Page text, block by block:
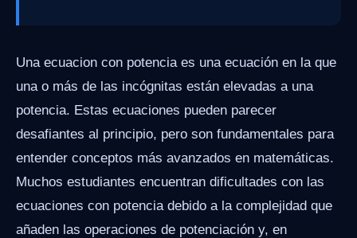
Una ecuacion con potencia es una ecuación en la que
una o más de las incógnitas están elevadas a una
potencia. Estas ecuaciones pueden parecer
desafiantes al principio, pero son fundamentales para
entender conceptos más avanzados en matemáticas.
Muchos estudiantes encuentran dificultades con las
ecuaciones con potencia debido a la complejidad que
añaden las operaciones de potenciación y, en